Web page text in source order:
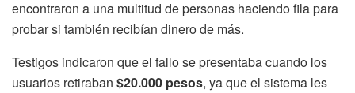
encontraron a una multitud de personas haciendo fila para
probar si también recibían dinero de más.
Testigos indicaron que el fallo se presentaba cuando los
usuarios retiraban $20.000 pesos, ya que el sistema les